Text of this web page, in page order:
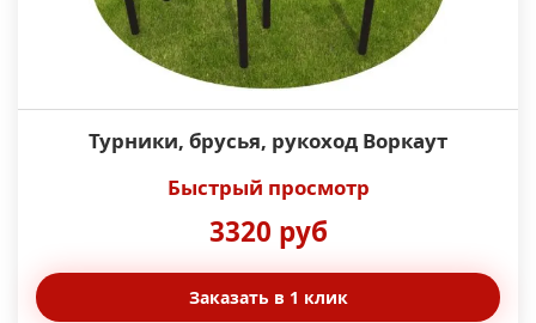
Турники, брусья, рукоход Воркаут
Быстрый просмотр
3320 руб
Заказать в 1 клик